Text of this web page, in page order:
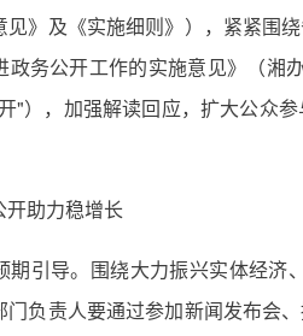
见》及《实施细则》），紧紧围
政务公开工作的实施意见》（湘
开"），加强解读回应，扩大公众
助力稳增长
引导。围绕大力振兴实体经济
门负责人要通过参加新闻发布会